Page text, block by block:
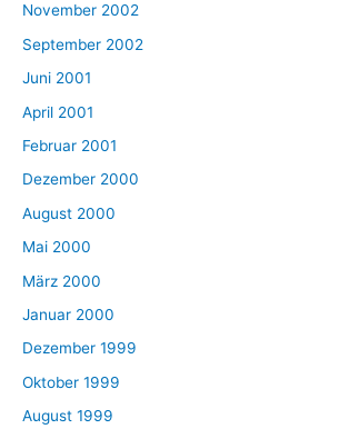
November 2002
September 2002
Juni 2001
April 2001
Februar 2001
Dezember 2000
August 2000
Mai 2000
März 2000
Januar 2000
Dezember 1999
Oktober 1999
August 1999